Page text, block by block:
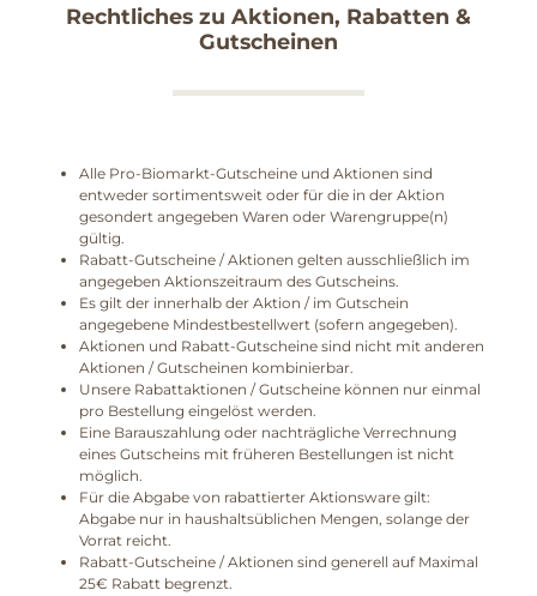
Rechtliches zu Aktionen, Rabatten &
Gutscheinen
Alle Pro-Biomarkt-Gutscheine und Aktionen sind
entweder sortimentsweit oder für die in der Aktion
gesondert angegeben Waren oder Warengruppe(n)
gültig.
Rabatt-Gutscheine / Aktionen gelten ausschließlich im
angegeben Aktionszeitraum des Gutscheins.
Es gilt der innerhalb der Aktion / im Gutschein
angegebene Mindestbestellwert (sofern angegeben).
Aktionen und Rabatt-Gutscheine sind nicht mit anderen
Aktionen / Gutscheinen kombinierbar.
Unsere Rabattaktionen / Gutscheine können nur einmal
pro Bestellung eingelöst werden.
Eine Barauszahlung oder nachträgliche Verrechnung
eines Gutscheins mit früheren Bestellungen ist nicht
möglich.
Für die Abgabe von rabattierter Aktionsware gilt:
Abgabe nur in haushaltsüblichen Mengen, solange der
Vorrat reicht.
Rabatt-Gutscheine / Aktionen sind generell auf Maximal
25€ Rabatt begrenzt.